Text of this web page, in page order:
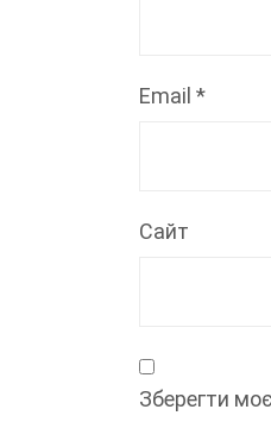
Email *
Сайт
Зберегти